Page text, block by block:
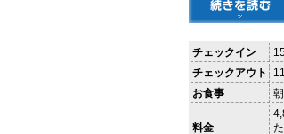
チェックイン
チェックアウト
お食事
料金